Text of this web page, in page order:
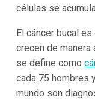
células se
El cáncer bucal
crecen de manera
se define como
cada 75 hombres
mundo son